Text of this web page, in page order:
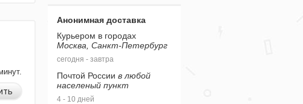
Анонимная доставка
Курьером в городах
Москва, Санкт-Петербург
сегодня - завтра
Почтой России в любой
населеный пункт
4 - 10 дней